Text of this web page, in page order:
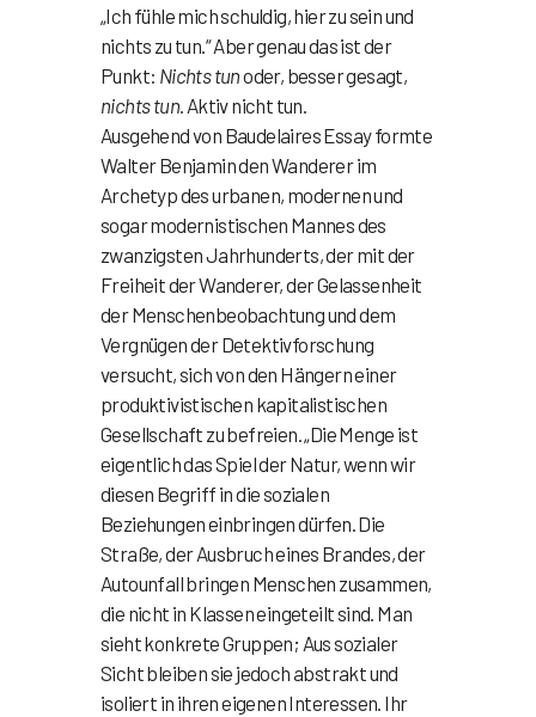
„Ich fühle mich schuldig, hier zu sein und
nichts zu tun.“ Aber genau das ist der
Punkt: Nichts tunoder, besser gesagt,
nichts tun. Aktiv nicht tun.
Ausgehend von Baudelaires Essay formte
Walter Benjamin den Wanderer im
Archetyp des urbanen, modernen und
sogar modernistischen Mannes des
zwanzigsten Jahrhunderts, der mit der
Freiheit der Wanderer, der Gelassenheit
der Menschenbeobachtung und dem
Vergnügen der Detektivforschung
versucht, sich von den Hängern einer
produktivistischen kapitalistischen
Gesellschaft zu befreien. „Die Menge ist
eigentlich das Spiel der Natur, wenn wir
diesen Begriff in die sozialen
Beziehungen einbringen dürfen. Die
Straße, der Ausbruch eines Brandes, der
Autounfall bringen Menschen zusammen,
die nicht in Klassen eingeteilt sind. Man
sieht konkrete Gruppen; Aus sozialer
Sicht bleiben sie jedoch abstrakt und
isoliert in ihren eigenen Interessen. Ihr